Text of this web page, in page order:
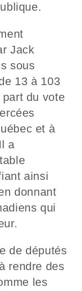
Jack
sous
13 à 103
du vote
et à
a
ainsi
donnant
qui
de députés
rendre des
les